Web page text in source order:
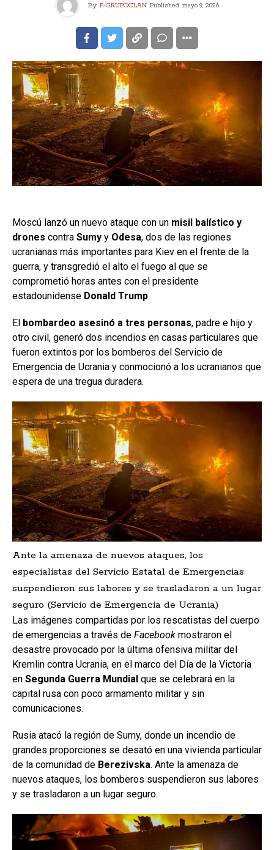
By E-GRUPOCLAN Published mayo 9, 2026
Moscú lanzó un nuevo ataque con un misil balístico y
drones contra Sumy y Odesa, dos de las regiones
ucranianas más importantes para Kiev en el frente de la
guerra, y transgredió el alto el fuego al que se
comprometió horas antes con el presidente
estadounidense Donald Trump.
El bombardeo asesinó a tres personas, padre e hijo y
otro civil, generó dos incendios en casas particulares que
fueron extintos por los bomberos del Servicio de
Emergencia de Ucrania y conmocionó a los ucranianos que
espera de una tregua duradera.
Ante la amenaza de nuevos ataques, los
especialistas del Servicio Estatal de Emergencias
suspendieron sus labores y se trasladaron a un lugar
seguro (Servicio de Emergencia de Ucrania)
Las imágenes compartidas por los rescatistas del cuerpo
de emergencias a través de Facebook mostraron el
desastre provocado por la última ofensiva militar del
Kremlin contra Ucrania, en el marco del Día de la Victoria
en Segunda Guerra Mundial que se celebrará en la
capital rusa con poco armamento militar y sin
comunicaciones.
Rusia atacó la región de Sumy, donde un incendio de
grandes proporciones se desató en una vivienda particular
de la comunidad de Berezivska. Ante la amenaza de
nuevos ataques, los bomberos suspendieron sus labores
y se trasladaron a un lugar seguro.